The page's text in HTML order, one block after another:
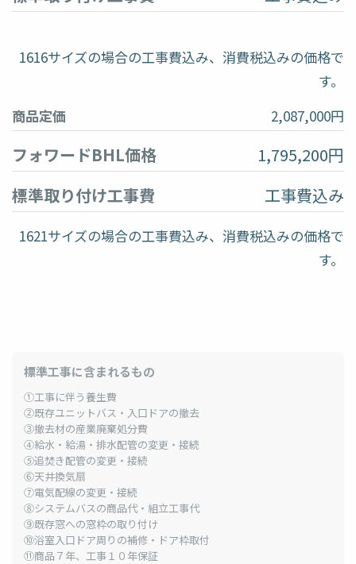
1616サイズの場合の工事費込み、消費税込みの価格で
す。
商品定価
2,087,000円
フォワードBHL価格
1,795,200円
標準取り付け工事費
工事費込み
1621サイズの場合の工事費込み、消費税込みの価格で
す。
標準工事に含まれるもの
①工事に伴う養生費
②既存ユニットバス・入口ドアの撤去
③撤去材の産業廃棄処分費
④給水・給湯・排水配管の変更・接続
⑤追焚き配管の変更・接続
⑥天井換気扇
⑦電気配線の変更・接続
⑧システムバスの商品代・組立工事代
⑨既存窓への窓枠の取り付け
⑩浴室入口ドア周りの補修・ドア枠取付
⑪商品７年、工事１０年保証